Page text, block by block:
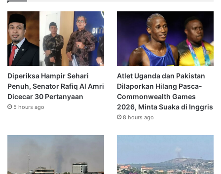
Diperiksa Hampir Sehari
Penuh, Senator Rafiq Al Amri
Dicecar 30 Pertanyaan
5 hours ago
Atlet Uganda dan Pakistan
Dilaporkan Hilang Pasca-
Commonwealth Games
2026, Minta Suaka di Inggris
8 hours ago